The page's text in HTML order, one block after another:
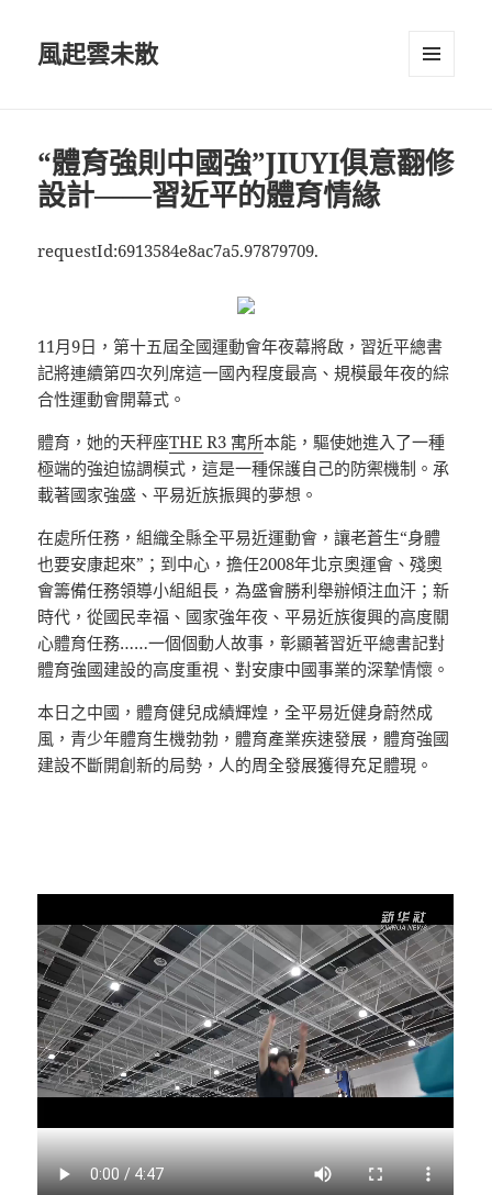
風起雲未散
“體育強則中國強”JIUYI俱意翻修
設計——習近平的體育情緣
requestId:6913584e8ac7a5.97879709.
11月9日，第十五屆全國運動會年夜幕將啟，習近平總書
記將連續第四次列席這一國內程度最高、規模最年夜的綜
合性運動會開幕式。
體育，她的天秤座THE R3 寓所本能，驅使她進入了一種
極端的強迫協調模式，這是一種保護自己的防禦機制。承
載著國家強盛、平易近族振興的夢想。
在處所任務，組織全縣全平易近運動會，讓老蒼生“身體
也要安康起來”；到中心，擔任2008年北京奧運會、殘奧
會籌備任務領導小組組長，為盛會勝利舉辦傾注血汗；新
時代，從國民幸福、國家強年夜、平易近族復興的高度關
心體育任務……一個個動人故事，彰顯著習近平總書記對
體育強國建設的高度重視、對安康中國事業的深摯情懷。
本日之中國，體育健兒成績輝煌，全平易近健身蔚然成
風，青少年體育生機勃勃，體育產業疾速發展，體育強國
建設不斷開創新的局勢，人的周全發展獲得充足體現。